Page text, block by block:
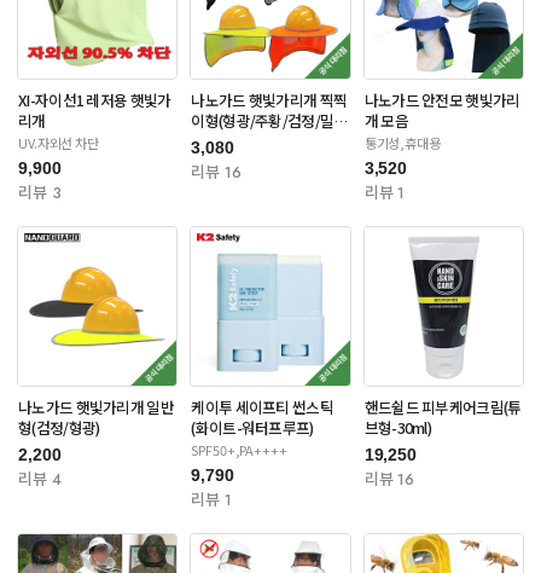
XI-자이선1 레저용 햇빛가
리개
UV.자외선 차단
9,900
리뷰 3
나노가드 햇빛가리개 찍찍
이형(형광/주황/검정/밀리
터리)
3,080
리뷰 16
나노가드 안전모 햇빛가리
개 모음
통기성,휴대용
3,520
리뷰 1
나노가드 햇빛가리개 일반
형(검정/형광)
2,200
리뷰 4
케이투 세이프티 썬스틱
(화이트-워터프루프)
SPF50+,PA++++
9,790
리뷰 1
핸드쉴드 피부케어크림(튜
브형-30ml)
19,250
리뷰 16